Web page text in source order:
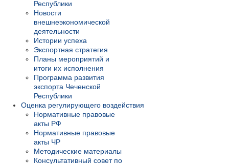
Республики
Новости
внешнеэкономической
деятельности
Истории успеха
Экспортная стратегия
Планы мероприятий и
итоги их исполнения
Программа развития
экспорта Чеченской
Республики
Оценка регулирующего воздействия
Нормативные правовые
акты РФ
Нормативные правовые
акты ЧР
Методические материалы
Консультативный совет по